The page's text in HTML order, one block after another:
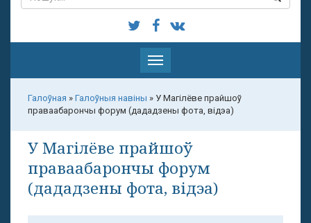
Паказаць
меню
Галоўная » Галоўныя навіны » У Магілёве прайшоў
праваабарончы форум (дададзены фота, відэа)
У Магілёве прайшоў
праваабарончы форум
(дададзены фота, відэа)